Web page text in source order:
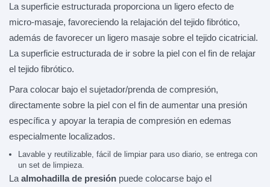
La superficie estructurada proporciona un ligero efecto de
micro-masaje, favoreciendo la relajación del tejido fibrótico,
además de favorecer un ligero masaje sobre el tejido cicatricial.
La superficie estructurada de ir sobre la piel con el fin de relajar
el tejido fibrótico.
Para colocar bajo el sujetador/prenda de compresión,
directamente sobre la piel con el fin de aumentar una presión
específica y apoyar la terapia de compresión en edemas
especialmente localizados.
Lavable y reutilizable, fácil de limpiar para uso diario, se entrega con
un set de limpieza.
La almohadilla de presión puede colocarse bajo el